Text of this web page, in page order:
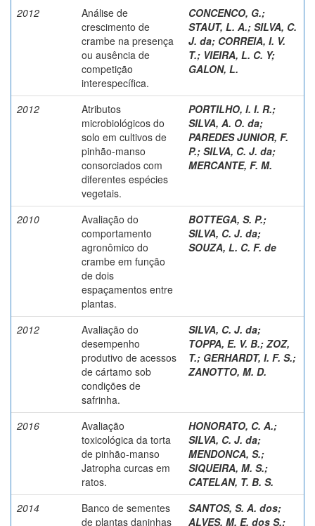
2012
Análise de
crescimento de
crambe na presença
ou ausência de
competição
interespecífica.
CONCENCO, G.;
STAUT, L. A.; SILVA, C.
J. da; CORREIA, I. V.
T.; VIEIRA, L. C. Y;
GALON, L.
2012
Atributos
microbiológicos do
solo em cultivos de
pinhão-manso
consorciados com
diferentes espécies
vegetais.
PORTILHO, I. I. R.;
SILVA, A. O. da;
PAREDES JUNIOR, F.
P.; SILVA, C. J. da;
MERCANTE, F. M.
2010
Avaliação do
comportamento
agronômico do
crambe em função
de dois
espaçamentos entre
plantas.
BOTTEGA, S. P.;
SILVA, C. J. da;
SOUZA, L. C. F. de
2012
Avaliação do
desempenho
produtivo de acessos
de cártamo sob
condições de
safrinha.
SILVA, C. J. da;
TOPPA, E. V. B.; ZOZ,
T.; GERHARDT, I. F. S.;
ZANOTTO, M. D.
2016
Avaliação
toxicológica da torta
de pinhão-manso
Jatropha curcas em
ratos.
HONORATO, C. A.;
SILVA, C. J. da;
MENDONCA, S.;
SIQUEIRA, M. S.;
CATELAN, T. B. S.
2014
Banco de sementes
de plantas daninhas
SANTOS, S. A. dos;
ALVES, M. E. dos S.;